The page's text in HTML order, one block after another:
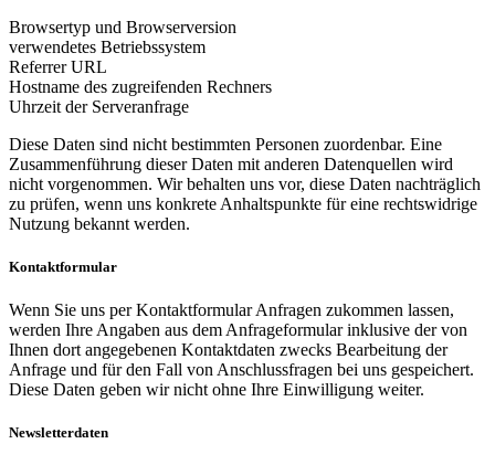
Browsertyp und Browserversion
verwendetes Betriebssystem
Referrer URL
Hostname des zugreifenden Rechners
Uhrzeit der Serveranfrage
Diese Daten sind nicht bestimmten Personen zuordenbar. Eine
Zusammenführung dieser Daten mit anderen Datenquellen wird
nicht vorgenommen. Wir behalten uns vor, diese Daten nachträglich
zu prüfen, wenn uns konkrete Anhaltspunkte für eine rechtswidrige
Nutzung bekannt werden.
Kontaktformular
Wenn Sie uns per Kontaktformular Anfragen zukommen lassen,
werden Ihre Angaben aus dem Anfrageformular inklusive der von
Ihnen dort angegebenen Kontaktdaten zwecks Bearbeitung der
Anfrage und für den Fall von Anschlussfragen bei uns gespeichert.
Diese Daten geben wir nicht ohne Ihre Einwilligung weiter.
Newsletterdaten